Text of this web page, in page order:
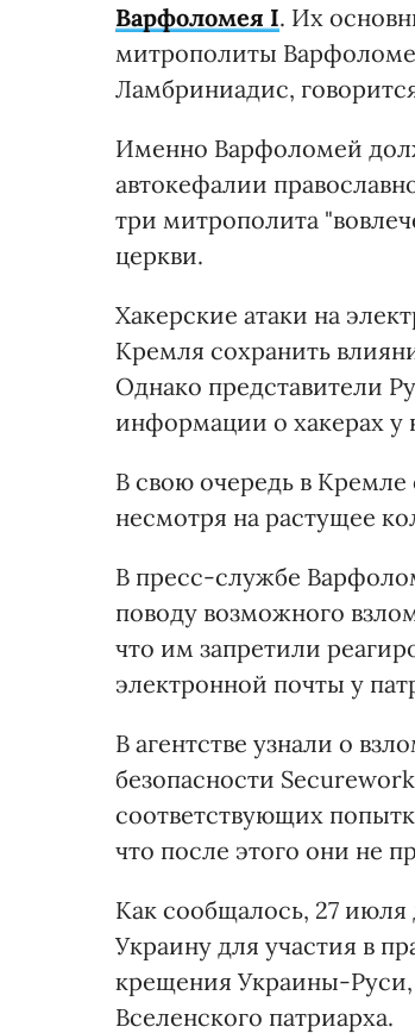
Варфоломея I. Их
митрополиты
Ламбриниадис,
Именно Варфоломей
автокефалии
три митрополита
церкви.
Хакерские атаки на
Кремля сохранить
Однако представители
информации о хакерах у
В свою очередь в Кремле
несмотря на растущее
В пресс-службе
поводу возможного
что им запретили
электронной почты у
В агентстве узнали о
безопасности
соответствующих
что после этого они не
Как сообщалось, 27 июля
Украину для участия в
крещения Украины-
Вселенского патриарха.